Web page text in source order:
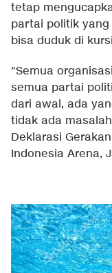
tetap
partai politik
bisa duduk di
"Semua
semua partai
dari awal, ada
tidak ada
Deklarasi
Indonesia Arena,